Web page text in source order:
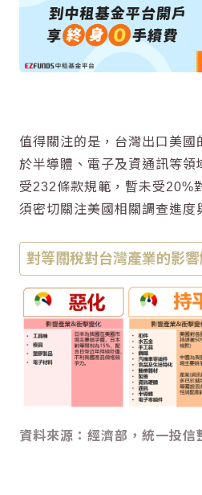
值得關注的是，台灣出口美國
於半導體、電子及資通訊等領
受232條款規範，暫未受20%
須密切關注美國相關調查進度
對等關稅對台灣產業的影
資料來源：經濟部，統一投信